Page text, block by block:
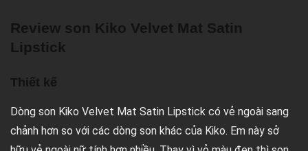
Review son Kiko Velvet Mat Satin
Lipstick
Thiết kế
Dòng son Kiko Velvet Mat Satin Lipstick có vẻ ngoài sang
chảnh hơn so với các dòng son khác của Kiko. Em này sở